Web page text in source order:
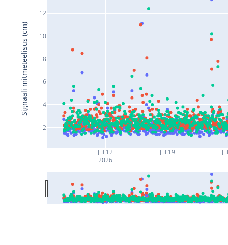
Jul 12
2026
Jul 19
2
4
6
8
10
12
Signaali mitmeteelisus (cm)